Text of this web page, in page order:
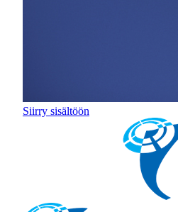
Siirry sisältöön